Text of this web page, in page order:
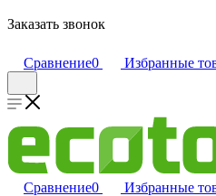
Заказать звонок
Сравнение0 Избранные
Сравнение0 Избранные